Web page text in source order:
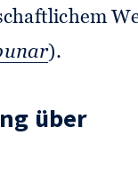
).
über